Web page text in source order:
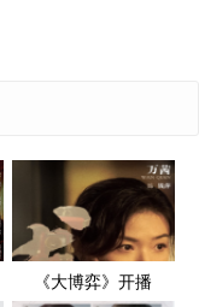
《大博弈》开播